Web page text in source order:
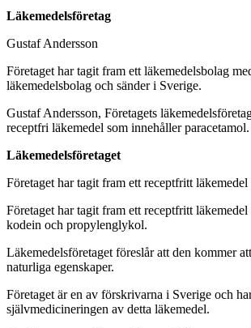
Läkemedelsföretag
Gustaf Andersson
Företaget har tagit fram ett läkemedelsbolag
läkemedelsbolag och sänder i Sverige.
Gustaf Andersson, Företagets
receptfri läkemedel som innehåller paracetamol.
Läkemedelsföretaget
Företaget har tagit fram ett receptfritt
Företaget har tagit fram ett receptfritt
kodein och propylenglykol.
Läkemedelsföretaget föreslår att den kommer
naturliga egenskaper.
Företaget är en av förskrivarna i Sverige och
självmedicineringen av detta läkemedel.